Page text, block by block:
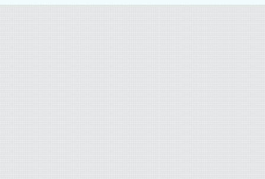
Aqui, a gente pensa nisso todos
os dias!Temos em nossa fórmula
colaboradores especiais e é com
eles que aprendemos a dar o
nosso melhor diariamente, nos